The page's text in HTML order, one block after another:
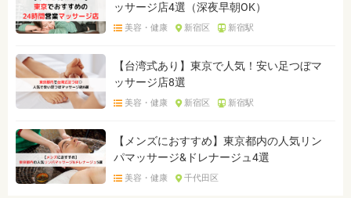
ッサージ店4選（深夜早朝OK）
美容・健康 新宿区 新宿駅
【台湾式あり】東京で人気！安い足つぼマ
ッサージ店8選
美容・健康 新宿区 新宿駅
【メンズにおすすめ】東京都内の人気リン
パマッサージ&ドレナージュ4選
美容・健康 千代田区